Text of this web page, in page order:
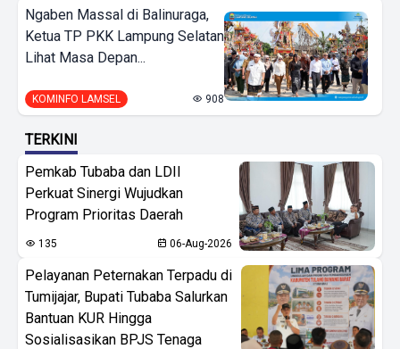
Ngaben Massal di Balinuraga,
Ketua TP PKK Lampung Selatan
Lihat Masa Depan...
KOMINFO LAMSEL 908
TERKINI
Pemkab Tubaba dan LDII
Perkuat Sinergi Wujudkan
Program Prioritas Daerah
135 06-Aug-2026
Pelayanan Peternakan Terpadu di
Tumijajar, Bupati Tubaba Salurkan
Bantuan KUR Hingga
Sosialisasikan BPJS Tenaga